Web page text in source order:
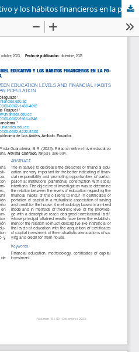
Relación entre el nivel educativo y los hábitos financieros en la población ecuatoriana